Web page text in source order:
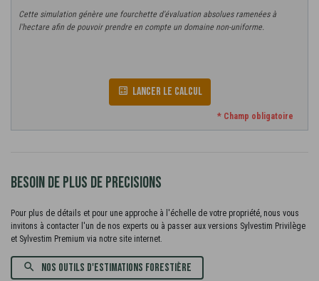
Cette simulation génère une fourchette d'évaluation absolues ramenées à
l'hectare afin de pouvoir prendre en compte un domaine non-uniforme.
calculate LANCER LE CALCUL
BESOIN DE PLUS DE PRECISIONS
Pour plus de détails et pour une approche à l'échelle de votre propriété, nous vous
invitons à contacter l'un de nos experts ou à passer aux versions Sylvestim Privilège
et Sylvestim Premium via notre site internet.
search NOS OUTILS D'ESTIMATIONS FORESTIÈRE